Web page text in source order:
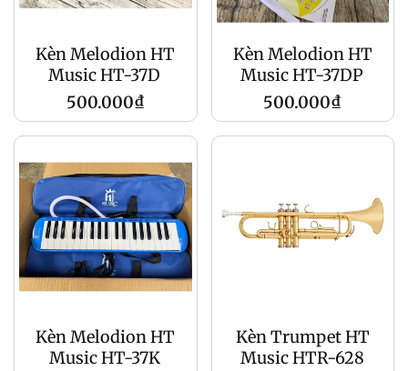
Kèn Melodion HT
Music HT-37D
Regular
price
500.000₫
Kèn Melodion HT
Music HT-37DP
Regular
price
500.000₫
Kèn Melodion HT
Music HT-37K
Kèn Trumpet HT
Music HTR-628